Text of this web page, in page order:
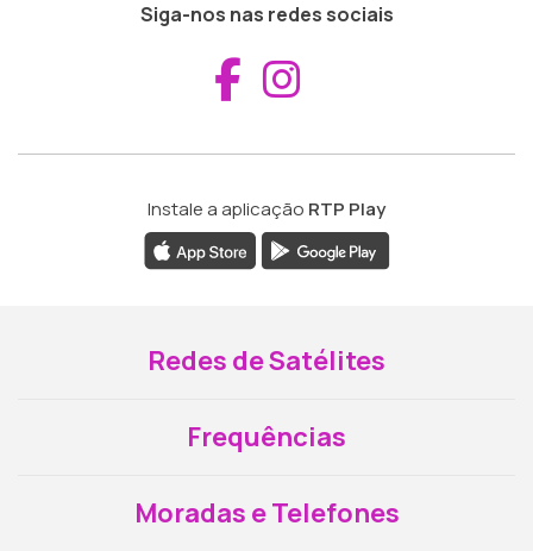
Siga-nos nas redes sociais
Aceder ao
Instale a aplicação RTP Play
Redes de Satélites
Frequências
Moradas e Telefones